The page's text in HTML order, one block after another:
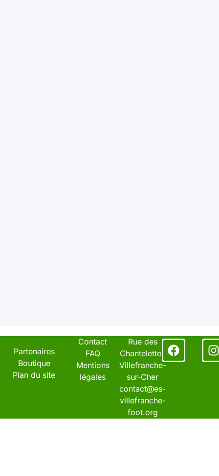
Partenaires
Boutique
Plan du site
Contact
FAQ
Mentions
légales
Rue des
Chantelettes
Villefranche-
sur-Cher
contact@es-
villefranche-
foot.org